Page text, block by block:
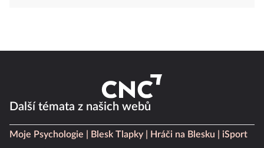
Další témata z našich webů
Moje Psychologie Blesk Tlapky Hráči na Blesku
iSport